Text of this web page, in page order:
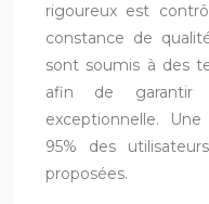
rigoureux est
constance de
sont soumis à des
afin de garantir
exceptionnelle.
95% des
proposées.